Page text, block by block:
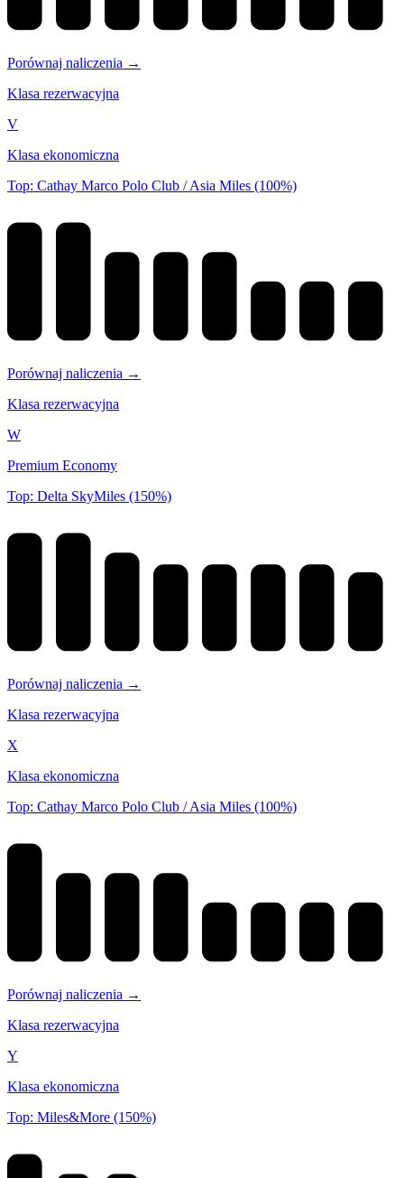
Porównaj naliczenia →
Klasa rezerwacyjna
V
Klasa ekonomiczna
Top: Cathay Marco Polo Club / Asia Miles (100%)
Porównaj naliczenia →
Klasa rezerwacyjna
W
Premium Economy
Top: Delta SkyMiles (150%)
Porównaj naliczenia →
Klasa rezerwacyjna
X
Klasa ekonomiczna
Top: Cathay Marco Polo Club / Asia Miles (100%)
Porównaj naliczenia →
Klasa rezerwacyjna
Y
Klasa ekonomiczna
Top: Miles&More (150%)